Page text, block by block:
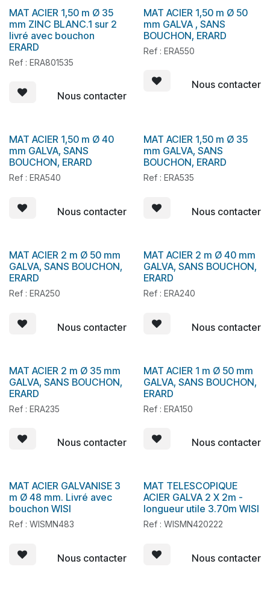
En stock
MAT ACIER 1,50 m Ø 35
mm ZINC BLANC.1 sur 2
livré avec bouchon
ERARD
Ref : ERA801535
Nous contacter
En stock
MAT ACIER 1,50 m Ø 50
mm GALVA , SANS
BOUCHON, ERARD
Ref : ERA550
Nous contacter
En stock
MAT ACIER 1,50 m Ø 40
mm GALVA, SANS
BOUCHON, ERARD
Ref : ERA540
Nous contacter
En stock
MAT ACIER 1,50 m Ø 35
mm GALVA, SANS
BOUCHON, ERARD
Ref : ERA535
Nous contacter
En stock
MAT ACIER 2 m Ø 50 mm
GALVA, SANS BOUCHON,
ERARD
Ref : ERA250
Nous contacter
En stock
MAT ACIER 2 m Ø 40 mm
GALVA, SANS BOUCHON,
ERARD
Ref : ERA240
Nous contacter
MAT ACIER 2 m Ø 35 mm
GALVA, SANS BOUCHON,
ERARD
Ref : ERA235
Nous contacter
En stock
MAT ACIER 1 m Ø 50 mm
GALVA, SANS BOUCHON,
ERARD
Ref : ERA150
Nous contacter
MAT ACIER GALVANISE 3
m Ø 48 mm. Livré avec
bouchon WISI
Ref : WISMN483
Nous contacter
MAT TELESCOPIQUE
ACIER GALVA 2 X 2m -
longueur utile 3.70m WISI
Ref : WISMN420222
Nous contacter